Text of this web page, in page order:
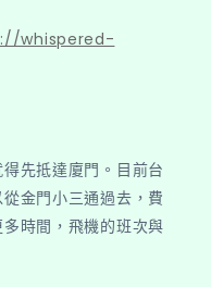
whispered-
先抵達廈門。目前台
金門小三通過去，費
時間，飛機的班次與